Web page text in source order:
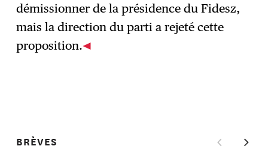
démissionner de la présidence du Fidesz,
mais la direction du parti a rejeté cette
proposition.
BRÈVES